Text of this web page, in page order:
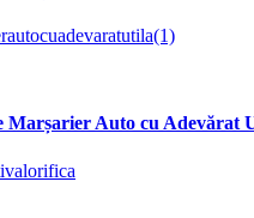
Marșarier Auto cu Adevărat